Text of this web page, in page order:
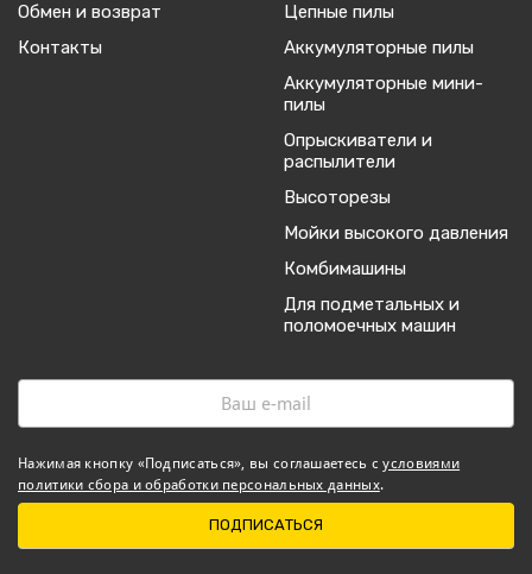
Обмен и возврат
Контакты
Цепные пилы
Аккумуляторные пилы
Аккумуляторные мини-
пилы
Опрыскиватели и
распылители
Высоторезы
Мойки высокого давления
Комбимашины
Для подметальных и
поломоечных машин
Нажимая кнопку «Подписаться», вы соглашаетесь сусловиями
политики сбора и обработки персональных данных.
ПОДПИСАТЬСЯ